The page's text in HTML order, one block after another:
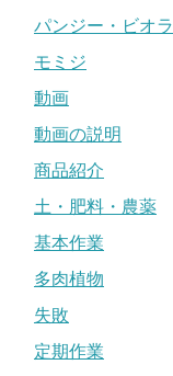
パンジー・ビオラ
モミジ
動画
動画の説明
商品紹介
土・肥料・農薬
基本作業
多肉植物
失敗
定期作業